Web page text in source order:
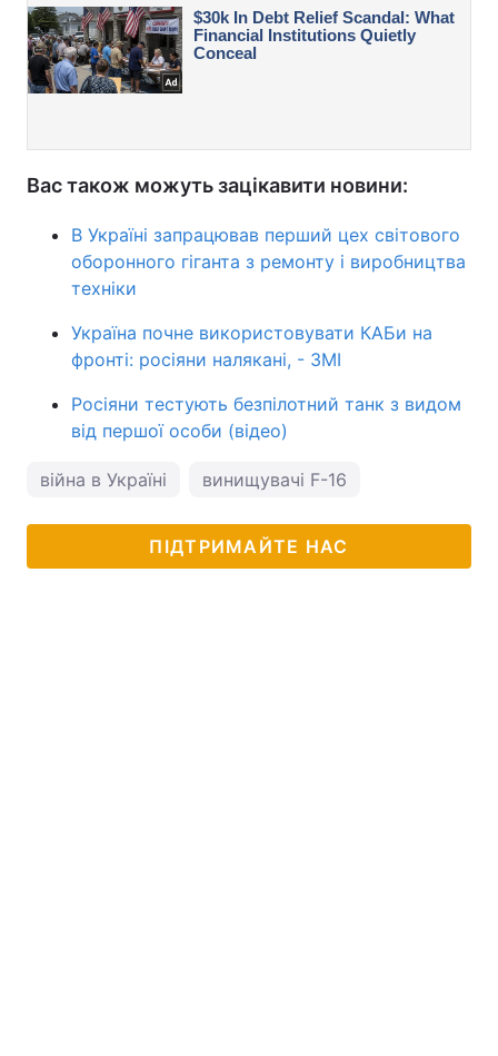
Вас також можуть зацікавити новини:
В Україні запрацював перший цех світового
оборонного гіганта з ремонту і виробництва
техніки
Україна почне використовувати КАБи на
фронті: росіяни налякані, - ЗМІ
Росіяни тестують ‎безпілотний танк з видом
від першої особи (відео)
війна в Україні винищувачі F-16
ПІДТРИМАЙТЕ НАС